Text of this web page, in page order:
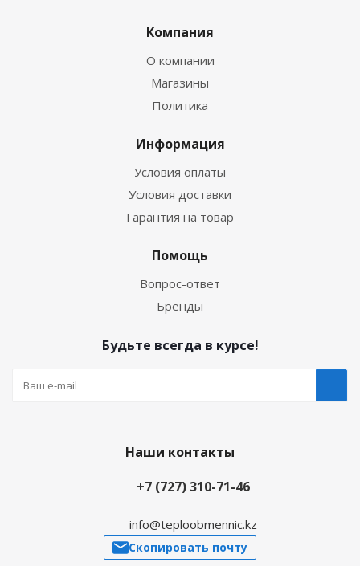
Компания
О компании
Магазины
Политика
Информация
Условия оплаты
Условия доставки
Гарантия на товар
Помощь
Вопрос-ответ
Бренды
Будьте всегда в курсе!
Наши контакты
+7 (727) 310-71-46
info@teploobmennic.kz
Скопировать почту